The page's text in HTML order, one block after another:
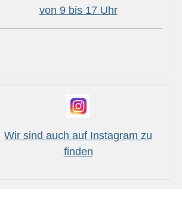
von 9 bis 17 Uhr
Wir sind auch auf Instagram zu
finden